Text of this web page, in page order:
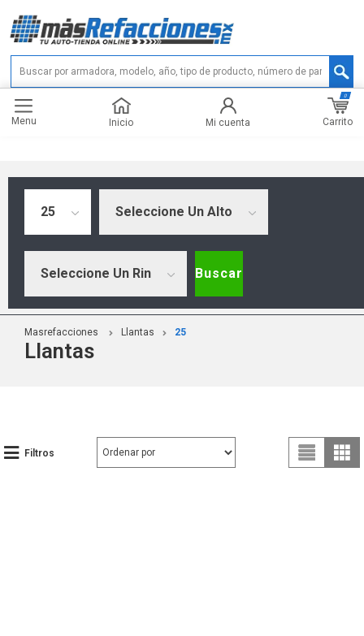
Menu Inicio Mi cuenta Carrito
0
Masrefacciones Llantas 25
Llantas
25 Seleccione Un Alto
Seleccione Un Rin Buscar
Filtros